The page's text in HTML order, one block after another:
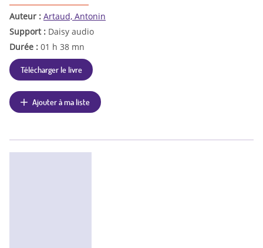
Auteur : Artaud, Antonin
Support : Daisy audio
Durée : 01 h 38 mn
Télécharger le livre
Ajouter à ma liste